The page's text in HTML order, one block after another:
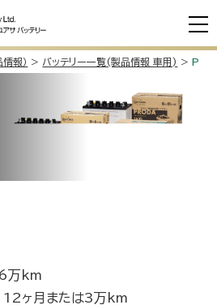
報） > バッテリー一覧(製品情報 車用) >
万km
12ヶ月または3万km